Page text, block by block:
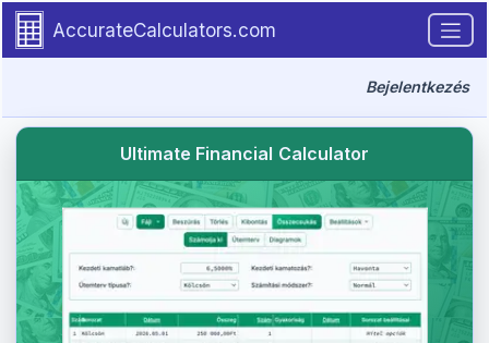
Go to tutorial content
AccurateCalculators.com
Bejelentkezés
Ultimate Financial Calculator